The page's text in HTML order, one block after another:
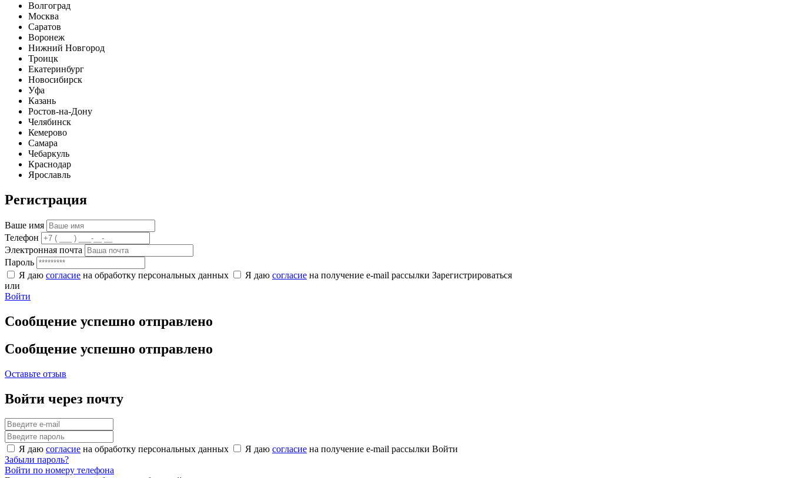
Волгоград
Москва
Саратов
Воронеж
Нижний Новгород
Троицк
Екатеринбург
Новосибирск
Уфа
Казань
Ростов-на-Дону
Челябинск
Кемерово
Самара
Чебаркуль
Краснодар
Ярославль
Регистрация
Ваше имя
Телефон
Электронная почта
Пароль
Я даю согласие на обработку персональных данных Я даю согласие на получение e-mail рассылки Зарегистрироваться
или
Войти
Сообщение успешно отправлено
Сообщение успешно отправлено
Оставьте отзыв
Войти через почту
Я даю согласие на обработку персональных данных Я даю согласие на получение e-mail рассылки Войти
Забыли пароль?
Войти по номеру телефона